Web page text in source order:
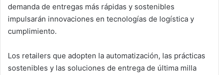
demanda de entregas más rápidas y sostenibles
impulsarán innovaciones en tecnologías de logística y
cumplimiento.
Los retailers que adopten la automatización, las prácticas
sostenibles y las soluciones de entrega de última milla